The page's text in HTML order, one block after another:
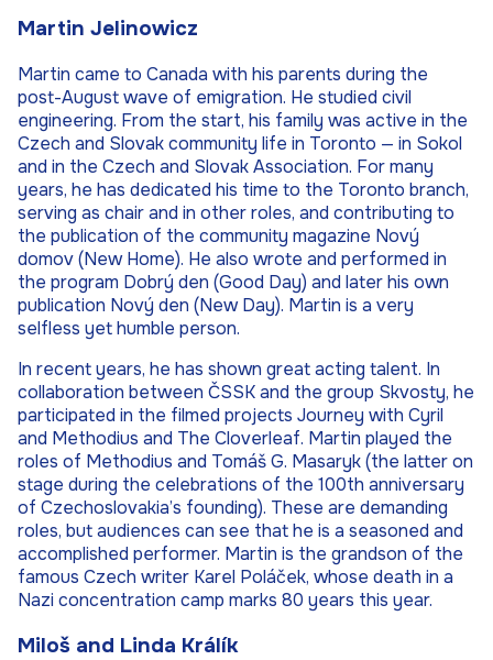
Martin Jelinowicz
Martin came to Canada with his parents during the
post-August wave of emigration. He studied civil
engineering. From the start, his family was active in the
Czech and Slovak community life in Toronto — in Sokol
and in the Czech and Slovak Association. For many
years, he has dedicated his time to the Toronto branch,
serving as chair and in other roles, and contributing to
the publication of the community magazine Nový
domov (New Home). He also wrote and performed in
the program Dobrý den (Good Day) and later his own
publication Nový den (New Day). Martin is a very
selfless yet humble person.
In recent years, he has shown great acting talent. In
collaboration between ČSSK and the group Skvosty, he
participated in the filmed projects Journey with Cyril
and Methodius and The Cloverleaf. Martin played the
roles of Methodius and Tomáš G. Masaryk (the latter on
stage during the celebrations of the 100th anniversary
of Czechoslovakia’s founding). These are demanding
roles, but audiences can see that he is a seasoned and
accomplished performer. Martin is the grandson of the
famous Czech writer Karel Poláček, whose death in a
Nazi concentration camp marks 80 years this year.
Miloš and Linda Králík